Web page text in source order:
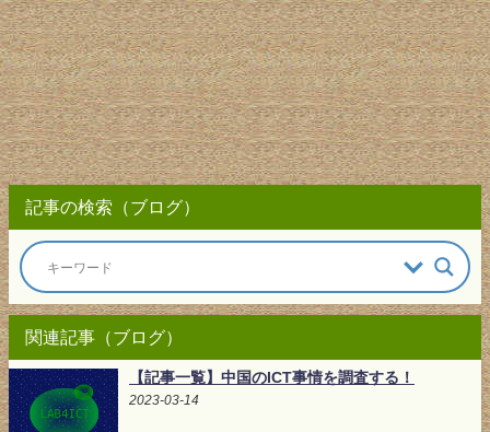
記事の検索（ブログ）
関連記事（ブログ）
【記事一覧】中国のICT事情を調査する！
2023-03-14